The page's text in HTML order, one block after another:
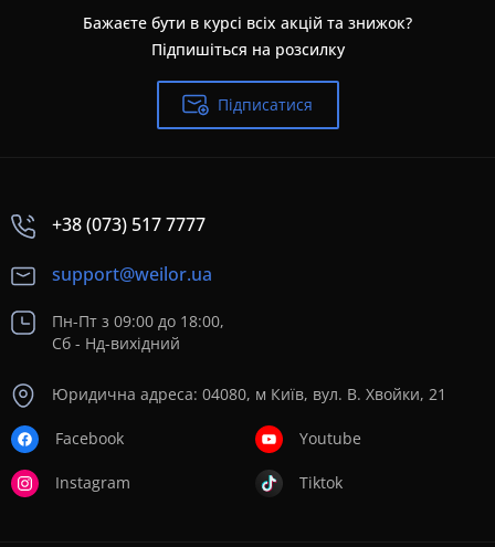
Бажаєте бути в курсі всіх акцій та знижок?
Підпишіться на розсилку
Підписатися
+38 (073) 517 7777
support@weilor.ua
Пн-Пт з 09:00 до 18:00,
Сб - Нд-вихідний
Юридична адреса: 04080, м Київ, вул. В. Хвойки, 21
Facebook
Instagram
Youtube
Tiktok